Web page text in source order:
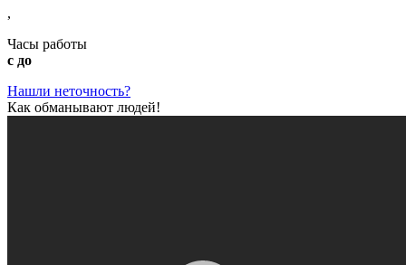
,
Часы работы
с до
Нашли неточность?
Как обманывают людей!